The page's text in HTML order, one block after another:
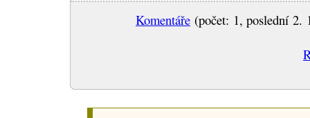
Komentáře (počet: 1, poslední 2.